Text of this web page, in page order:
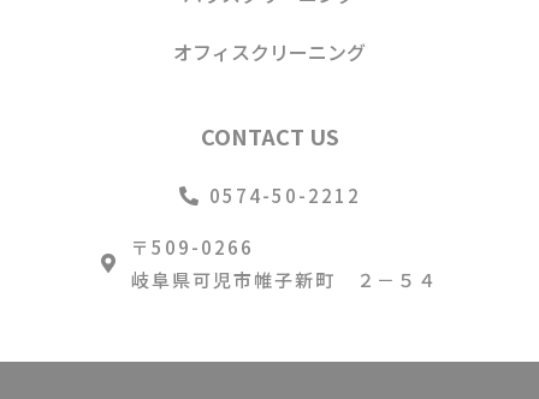
オフィスクリーニング
CONTACT US
0574-50-2212
〒509-0266
岐阜県可児市帷子新町 ２－５４